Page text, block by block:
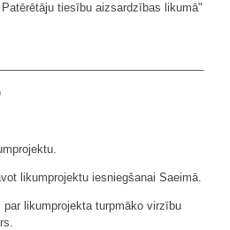
tiesību aizsardzības likumā"
likumprojektu iesniegšanai Saeimā.
likumprojekta turpmāko virzību